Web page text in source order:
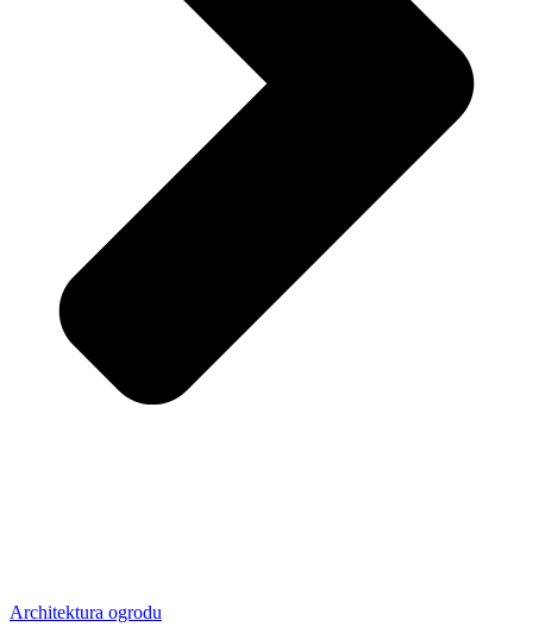
Architektura ogrodu